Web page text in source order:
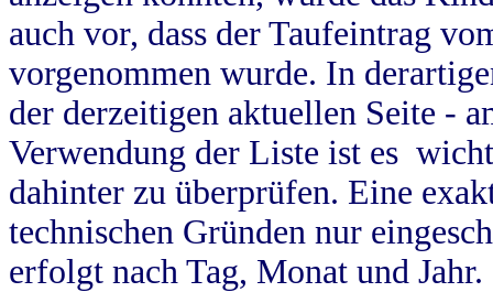
auch vor, dass der Taufeintrag
vorgenommen wurde. In
der derzeitigen aktuellen Seite -
Verwendung der Liste ist es
dahinter zu überprüfen. Eine
technischen Gründen nur
erfolgt nach Tag, Monat und Jahr.